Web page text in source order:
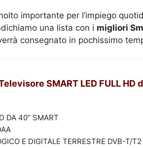
importante per l’impiego
una lista con i migliori
consegnato in pochissimo
SMART LED FULL HD
DA 40” SMART
E DIGITALE TERRESTRE DVB-T/